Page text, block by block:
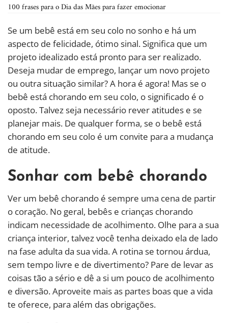
100 frases para o Dia das Mães para fazer emocionar
Se um bebê está em seu colo no sonho e há um
aspecto de felicidade, ótimo sinal. Significa que um
projeto idealizado está pronto para ser realizado.
Deseja mudar de emprego, lançar um novo projeto
ou outra situação similar? A hora é agora! Mas se o
bebê está chorando em seu colo, o significado é o
oposto. Talvez seja necessário rever atitudes e se
planejar mais. De qualquer forma, se o bebê está
chorando em seu colo é um convite para a mudança
de atitude.
Sonhar com bebê chorando
Ver um bebê chorando é sempre uma cena de partir
o coração. No geral, bebês e crianças chorando
indicam necessidade de acolhimento. Olhe para a sua
criança interior, talvez você tenha deixado ela de lado
na fase adulta da sua vida. A rotina se tornou árdua,
sem tempo livre e de divertimento? Pare de levar as
coisas tão a sério e dê a si um pouco de acolhimento
e diversão. Aproveite mais as partes boas que a vida
te oferece, para além das obrigações.